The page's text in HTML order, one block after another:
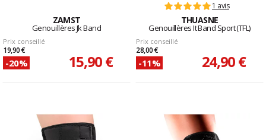
ZAMST
Genouillères Jk Band
Prix conseillé
19,90 €
-20% 15,90 €
1 avis
THUASNE
Genouillères It Band Sport (TFL)
Prix conseillé
28,00 €
-11% 24,90 €